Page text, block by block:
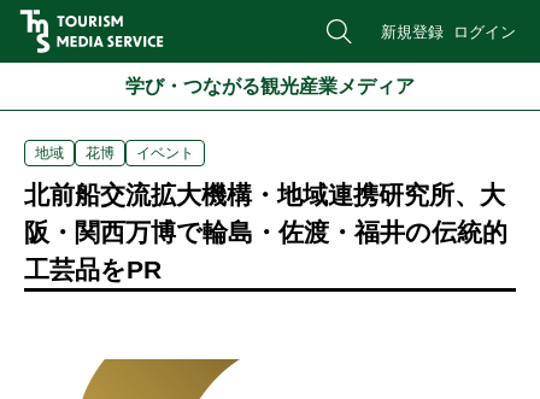
新規登録 ログイン
学び・つながる観光産業メディア
地域 花博 イベント
北前船交流拡大機構・地域連携研究所、大
阪・関西万博で輪島・佐渡・福井の伝統的
工芸品をPR